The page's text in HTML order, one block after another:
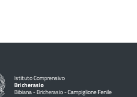
Istituto Comprensivo
Bricherasio
Bibiana - Bricherasio - Campiglione Fenile